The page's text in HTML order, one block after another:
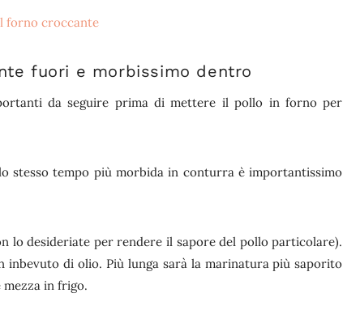
fuori e morbissimo dentro
da seguire prima di mettere il pollo in forno per
stesso tempo più morbida in conturra è importantissimo
lo desideriate per rendere il sapore del pollo particolare).
inbevuto di olio. Più lunga sarà la marinatura più saporito
in frigo.